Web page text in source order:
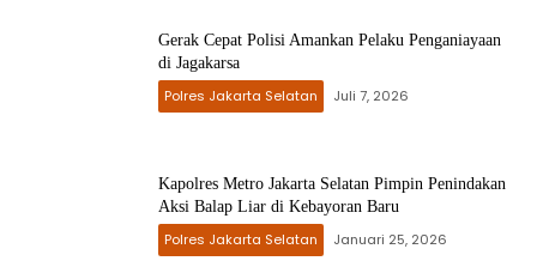
Gerak Cepat Polisi Amankan Pelaku Penganiayaan
di Jagakarsa
Polres Jakarta Selatan Juli 7, 2026
Kapolres Metro Jakarta Selatan Pimpin Penindakan
Aksi Balap Liar di Kebayoran Baru
Polres Jakarta Selatan Januari 25, 2026